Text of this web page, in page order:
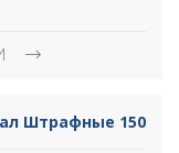
Штрафные 150